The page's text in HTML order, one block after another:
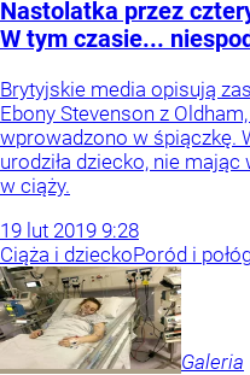
Nastolatka przez
W tym czasie...
Brytyjskie media opisują
Ebony Stevenson z
wprowadzono w śpiączkę.
urodziła dziecko, nie
w ciąży.
19 lut 2019 9:28
Ciąża i dzieckoPoród i
Galeria